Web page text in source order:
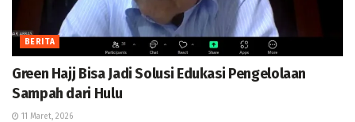
BERITA
Green Hajj Bisa Jadi Solusi Edukasi Pengelolaan
Sampah dari Hulu
11 Maret, 2026